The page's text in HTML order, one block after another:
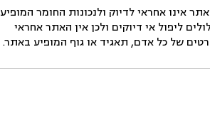
אינו אחראי לדיוק ולנכונות החומר המופיע
ליפול אי דיוקים ולכן אין האתר אחראי
של כל אדם, תאגיד או גוף המופיע באתר.